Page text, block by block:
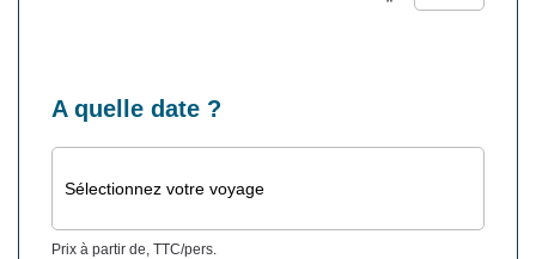
A quelle date ?
Sélectionnez votre voyage
Prix à partir de, TTC/pers.